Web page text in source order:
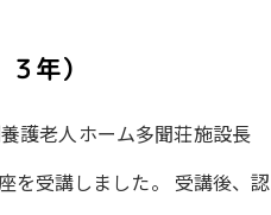
年）
護老人ホーム多聞荘施設長
を受講しました。 受講後、認